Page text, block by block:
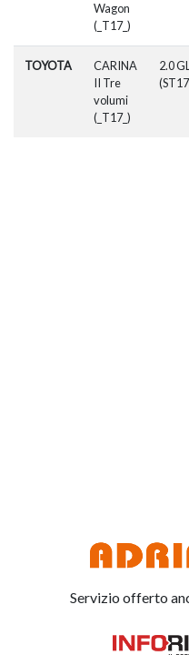
Wagon
(_T17_)
TOYOTA
CARINA
II Tre
volumi
(_T17_)
2.0
Servizio offerto